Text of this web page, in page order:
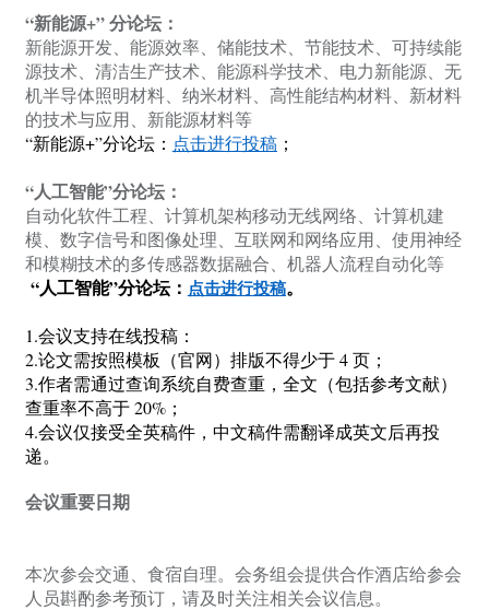
“新能源+” 分论坛：
新能源开发、 能源效率、 储能技术、 节能技术、 可持续能
源技术、 清洁生产技术、 能源科学技术、 电力新能源
无
机半导体照明材料、 纳米材料、 高性能结构材料、 新材料
的技术与应用
新能源材料等
“新能源+”分论坛： 点击进行投稿；
“人工智能”分论坛：
自动化软件工程 计算机架构移动无线网络
计算机建
模
数字信号和图像处理 互联网和网络应用
使用神经
和模糊技术的多传感器数据融合
机器人流程自动化等
“人工智能”分论坛： 点击进行投稿。
1.会议支持在线投稿：
2.论文需按照模板（官网）排版不得少于 4 页；
3.作者需通过查询系统自费查重，全文（包括参考文献）
查重率不高于 20%；
4.会议仅接受全英稿件，中文稿件需翻译成英文后再投
递。
会议重要日期
本次参会交通、食宿自理。 会务组会提供合作酒店给参会
人员斟酌参考预订，请及时关注相关会议信息。